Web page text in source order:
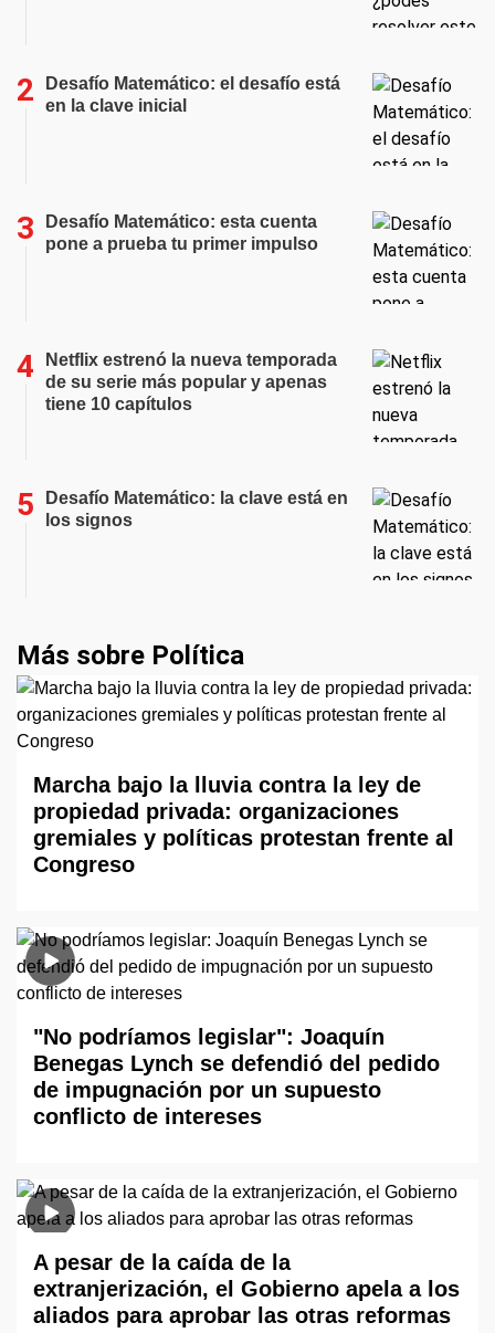
Desafío Matemático: el desafío está
en la clave inicial
Desafío Matemático: esta cuenta
pone a prueba tu primer impulso
Netflix estrenó la nueva temporada
de su serie más popular y apenas
tiene 10 capítulos
Desafío Matemático: la clave está en
los signos
Más sobre Política
Marcha bajo la lluvia contra la ley de
propiedad privada: organizaciones
gremiales y políticas protestan frente al
Congreso
"No podríamos legislar": Joaquín
Benegas Lynch se defendió del pedido
de impugnación por un supuesto
conflicto de intereses
A pesar de la caída de la
extranjerización, el Gobierno apela a los
aliados para aprobar las otras reformas